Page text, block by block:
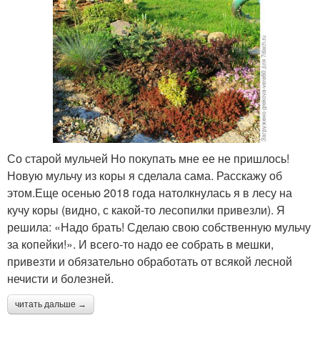
Со старой мульчей Но покупать мне ее не пришлось!
Новую мульчу из коры я сделала сама. Расскажу об
этом.Еще осенью 2018 года натолкнулась я в лесу на
кучу коры (видно, с какой-то лесопилки привезли). Я
решила: «Надо брать! Сделаю свою собственную мульчу
за копейки!». И всего-то надо ее собрать в мешки,
привезти и обязательно обработать от всякой лесной
нечисти и болезней.
читать дальше →